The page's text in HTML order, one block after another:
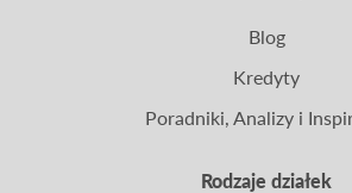
Rodzaje działek
Blog
Kredyty
Poradniki, Analizy i